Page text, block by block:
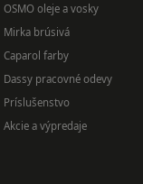
OSMO oleje a vosky
Mirka brúsivá
Caparol farby
Dassy pracovné odevy
Príslušenstvo
Akcie a výpredaje